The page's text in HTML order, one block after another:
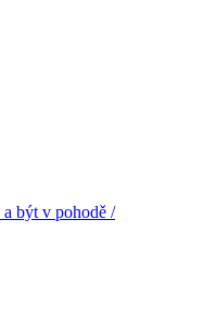
být v pohodě /